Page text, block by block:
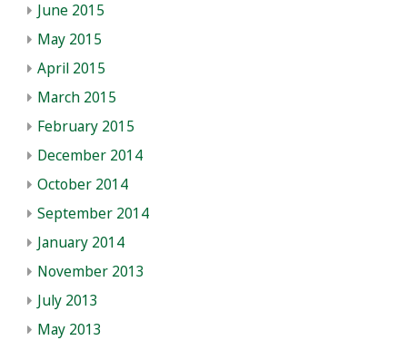
June 2015
May 2015
April 2015
March 2015
February 2015
December 2014
October 2014
September 2014
January 2014
November 2013
July 2013
May 2013